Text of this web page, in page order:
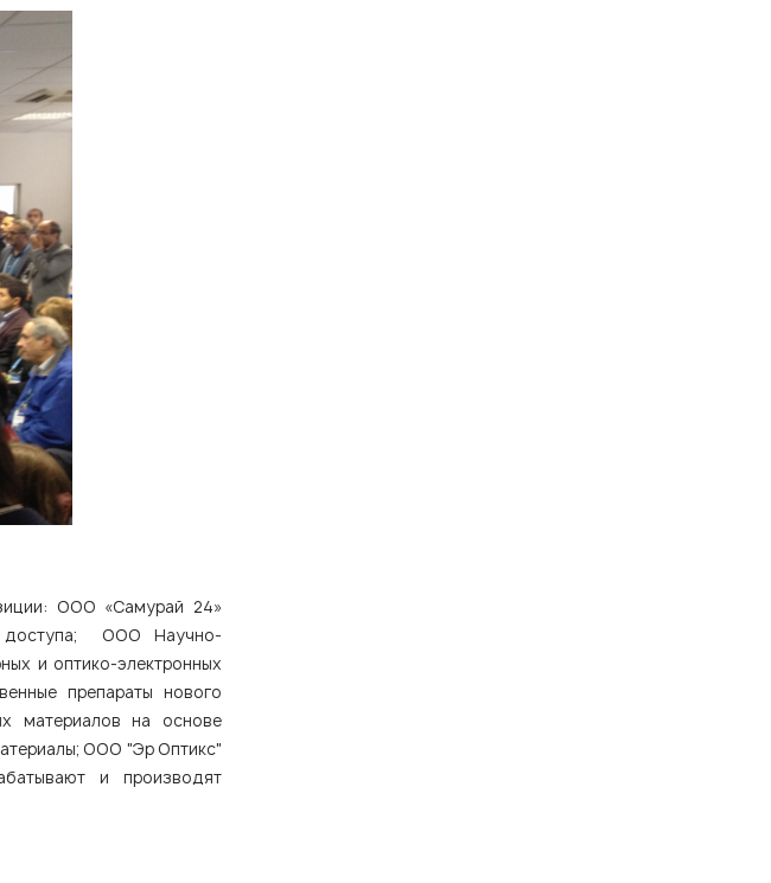
ООО «Самурай 24»
доступа; ООО Научно-
и оптико-электронных
препараты нового
материалов на основе
ООО "Эр Оптикс"
и производят